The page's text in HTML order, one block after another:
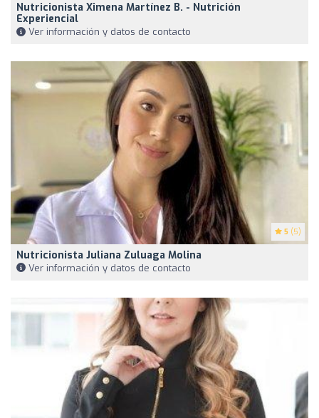
Nutricionista Ximena Martínez B. - Nutrición
Experiencial
Ver información y datos de contacto
5 (5)
Nutricionista Juliana Zuluaga Molina
Ver información y datos de contacto